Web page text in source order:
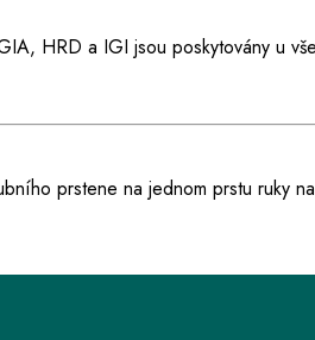
HRD a IGI jsou poskytovány u
prstene na jednom prstu ruky